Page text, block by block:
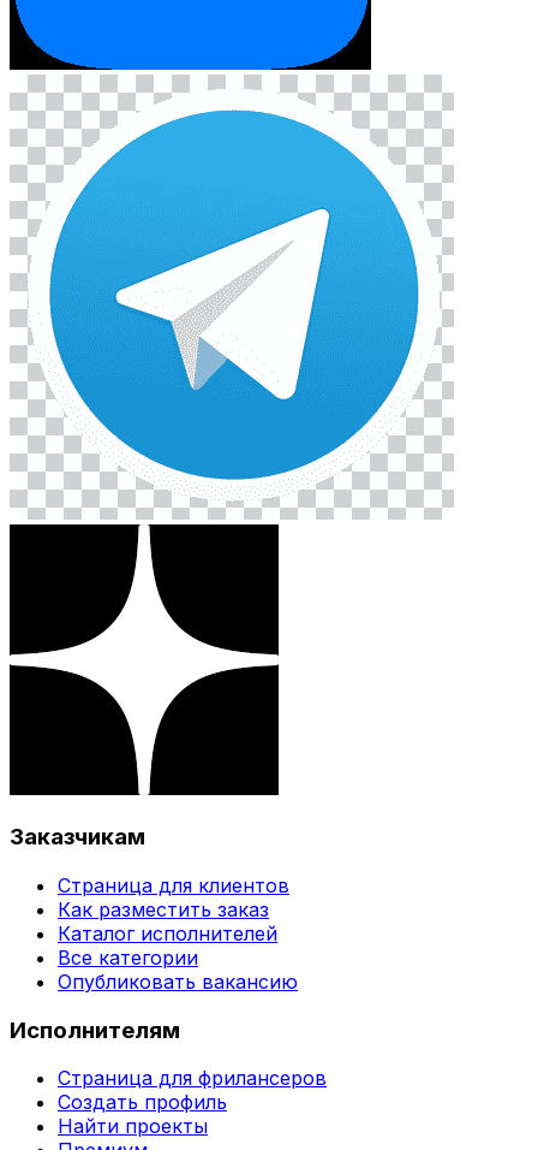
Заказчикам
Страница для клиентов
Как разместить заказ
Каталог исполнителей
Все категории
Опубликовать вакансию
Исполнителям
Страница для фрилансеров
Создать профиль
Найти проекты